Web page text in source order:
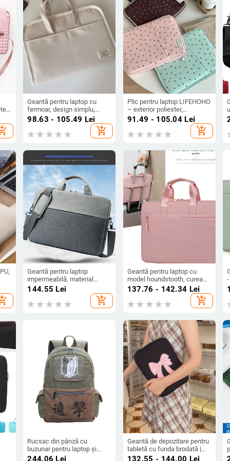
Geantă pentru laptop cu
fermoar, design simplu,
culoare uni; material Oxford,
respirabilă, ușoară,
rezistentă la uzură; potrivită
98.63 - 105.49 Lei
add_shopping_cart
Plic pentru laptop LIFEHOHO
– exterior poliester,
căptușeală poliester, model
geometric, unisex, lansare
primăvara 2025
91.49 - 105.04 Lei
add_shopping_cart
Geantă pentru laptop
impermeabilă, material
Oxford, sezonul de vară
2023, stil business elite,
căptușeală din poliester
144.55 Lei
add_shopping_cart
Geantă pentru laptop cu
model houndstooth, curea
crossbody, material Oxford,
Toamnă 2025
137.76 - 142.34 Lei
add_shopping_cart
Rucsac din pânză cu
buzunar pentru laptop și
buzunar cu fermoar,
244.06 Lei
Geantă de depozitare pentru
tabletă cu funda brodată |
anti-furt, extensie,
132.55 - 144.00 Lei